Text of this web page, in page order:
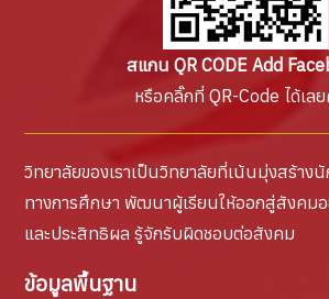
สแกน QR CODE Add
หรือคลิ๊กที่ QR-Code ได้เลย
วิทยาลัยของเราเป็นวิทยาลัยที่เน้นมุ่งสร้า
ทางการศึกษา พัฒนาผู้เรียนให้ออกสู่สังคม
และประสิทธิผล รู้จักรับผิดชอบต่อสังคม
ข้อมูลพื้นฐาน